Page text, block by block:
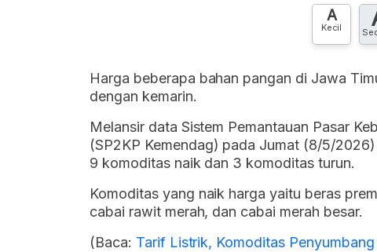
A
Kecil
Harga beberapa bahan pangan di Jawa
dengan kemarin.
Melansir data Sistem Pemantauan Pasar
(SP2KP Kemendag) pada Jumat (8/5/
9 komoditas naik dan 3 komoditas turun.
Komoditas yang naik harga yaitu beras
cabai rawit merah, dan cabai merah besar.
(Baca: Tarif Listrik, Komoditas